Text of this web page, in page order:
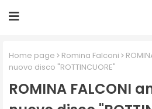
Home page Romina Falconi
nuovo disco "ROTTINCUORE"
ROMINA FALCONI